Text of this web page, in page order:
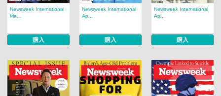
Newsweek International
Ma...
購入
Newsweek International
Ap...
購入
Newsweek International
Ap...
購入